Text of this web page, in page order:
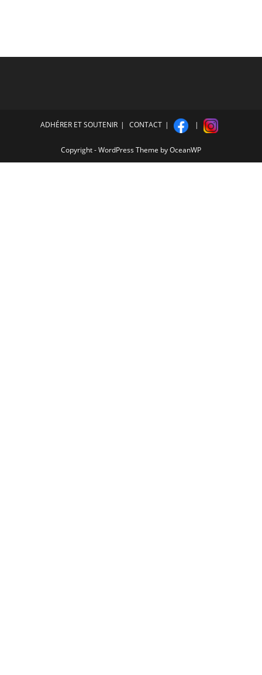
ADHÉRER ET SOUTENIR CONTACT
Copyright - WordPress Theme by OceanWP